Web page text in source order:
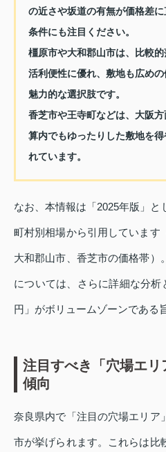
の近さや坂道の有無が価格差
条件にも注目ください。
橿原市や大和郡山市は、比較
活利便性に優れ、敷地も広め
魅力的な選択肢です。
香芝市や王寺町などは、大阪
算内でもゆったりした敷地を
れています。
なお、本情報は「2025年版」
町村別相場から引用しています
大和郡山市、香芝市の価格帯）
については、さらに詳細な分析
円」がボリュームゾーンである
注目すべき「穴場エ
傾向
奈良県内で「注目の穴場エリア
市が挙げられます。これらは比